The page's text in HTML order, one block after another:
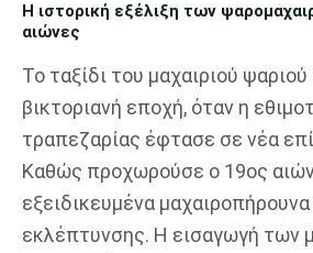
Η ιστορική εξέλιξη των
αιώνες
Το ταξίδι του μαχαιριού
βικτοριανή εποχή, όταν η
τραπεζαρίας έφτασε σε νέα
Καθώς προχωρούσε ο 19ος
εξειδικευμένα
εκλέπτυνσης. Η εισαγωγή των